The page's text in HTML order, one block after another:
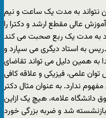
نتواند به مدت یک ساعت و نیم
عالی مقطع ارشد و دکترا را
به مدت یک ربع صحبت می کند
به استاد دیگری می سپارد و
به همین دلیل می تواند تقاضای
علمی، فیزیکی و علاقه کافی
ندارد. به عنوان مثال دکتر
دانشگاه علامه، هیچ یک ازاین